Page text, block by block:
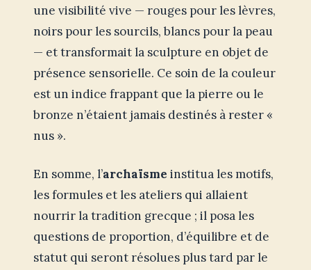
une visibilité vive — rouges pour les lèvres,
noirs pour les sourcils, blancs pour la peau
— et transformait la sculpture en objet de
présence sensorielle. Ce soin de la couleur
est un indice frappant que la pierre ou le
bronze n’étaient jamais destinés à rester «
nus ».
En somme, l’archaïsme institua les motifs,
les formules et les ateliers qui allaient
nourrir la tradition grecque ; il posa les
questions de proportion, d’équilibre et de
statut qui seront résolues plus tard par le